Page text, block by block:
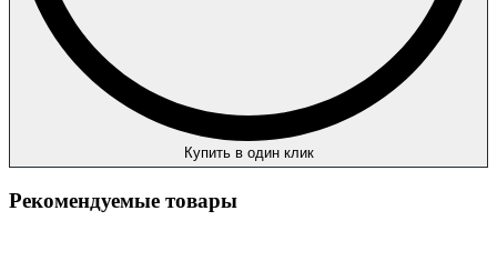
Купить в один клик
Рекомендуемые товары